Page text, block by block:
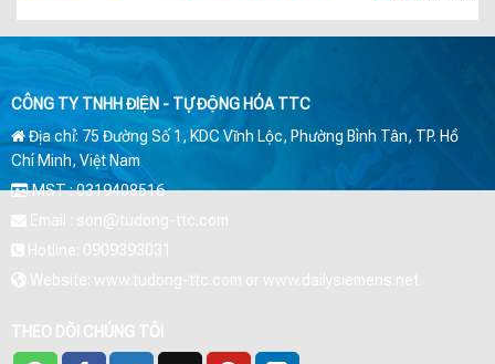
CÔNG TY TNHH ĐIỆN - TỰ ĐỘNG HÓA TTC
Địa chỉ: 75 Đường Số 1, KDC Vĩnh Lộc, Phường Bình Tân, TP. Hồ
Chí Minh, Việt Nam
MST : 0319408516
Email : son@tudong-ttc.com
Hotline: 0909393031
Website: www.tudong-ttc.com or www.dailysiemens.net
THEO DÕI CHÚNG TÔI